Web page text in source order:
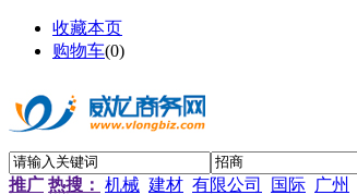
收藏本页
购物车(0)
推广 热搜： 机械 建材 有限公司 国际 广州